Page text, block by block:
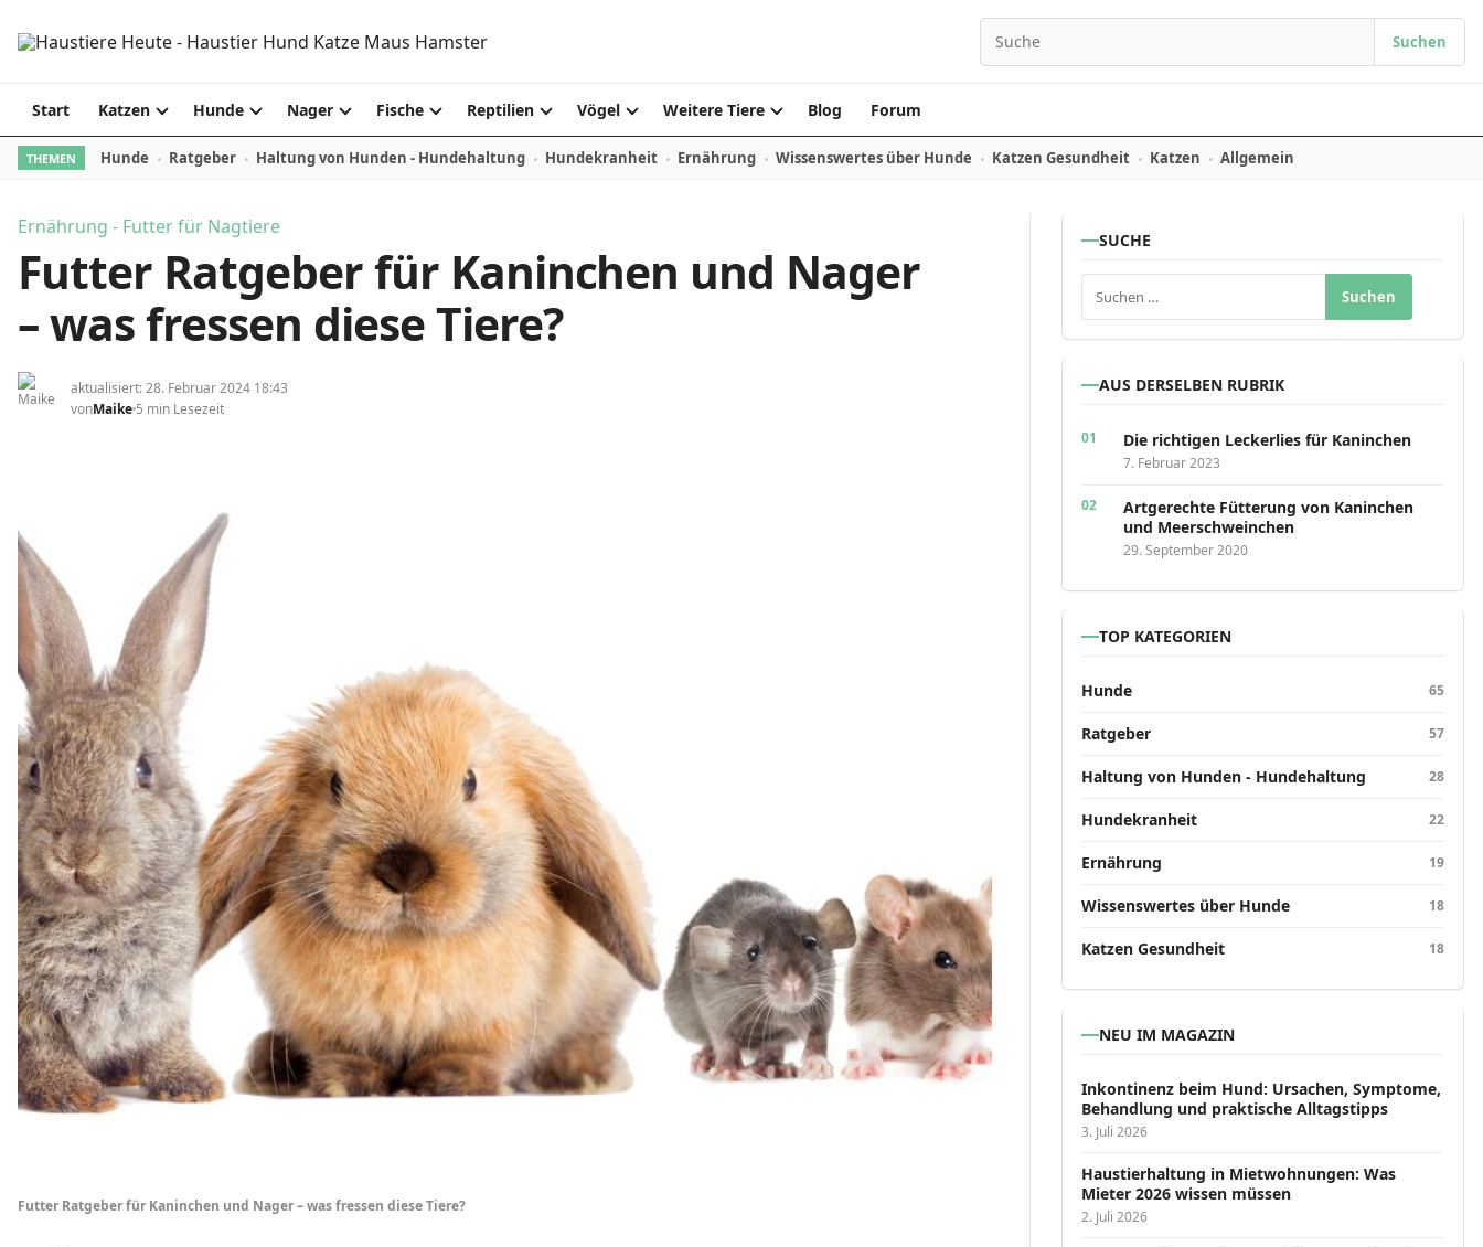
Search for:
Suchen
Start Katzen Hunde Nager Fische Reptilien Vögel Weitere Tiere Blog Forum
THEMEN Hunde Ratgeber Haltung von Hunden - Hundehaltung Hundekranheit Ernährung Wissenswertes über Hunde Katzen Gesundheit Katzen Allgemein
Ernährung - Futter für Nagtiere
Futter Ratgeber für Kaninchen und Nager
– was fressen diese Tiere?
aktualisiert: 28. Februar 2024 18:43
vonMaike 5 min Lesezeit
Futter Ratgeber für Kaninchen und Nager – was fressen diese Tiere?
SUCHE
Suchen nach:
AUS DERSELBEN RUBRIK
Die richtigen Leckerlies für Kaninchen
7. Februar 2023
Artgerechte Fütterung von Kaninchen
und Meerschweinchen
29. September 2020
TOP KATEGORIEN
Hunde 65
Ratgeber 57
Haltung von Hunden - Hundehaltung 28
Hundekranheit 22
Ernährung 19
Wissenswertes über Hunde 18
Katzen Gesundheit 18
NEU IM MAGAZIN
Inkontinenz beim Hund: Ursachen, Symptome,
Behandlung und praktische Alltagstipps
3. Juli 2026
Haustierhaltung in Mietwohnungen: Was
Mieter 2026 wissen müssen
2. Juli 2026